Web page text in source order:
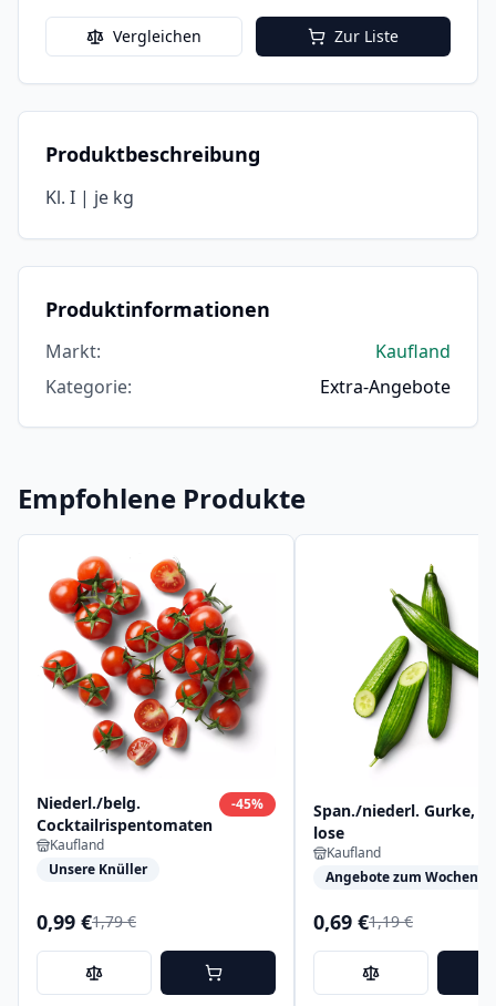
Vergleichen Zur Liste
Produktbeschreibung
Kl. I | je kg
Produktinformationen
Markt:
Kaufland
Kategorie: Extra-Angebote
Empfohlene Produkte
Niederl./belg.
Cocktailrispentomaten
-45%
Kaufland
Unsere Knüller
0,99 €1,79 €
Span./niederl. Gurke,
lose
Kaufland
Angebote zum
0,69 €1,19 €